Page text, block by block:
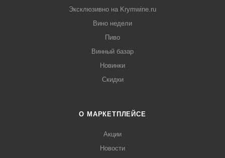
Эксклюзивно на Krymwine.ru
Вино недели
Пиво
Винный базар
Новинки
Скидки
О МАРКЕТПЛЕЙСЕ
Акции
Новости